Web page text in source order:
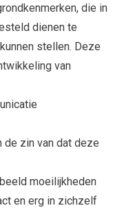
die in
dienen te
stellen. Deze
van
zin van dat deze
moeilijkheden
en erg in zichzelf